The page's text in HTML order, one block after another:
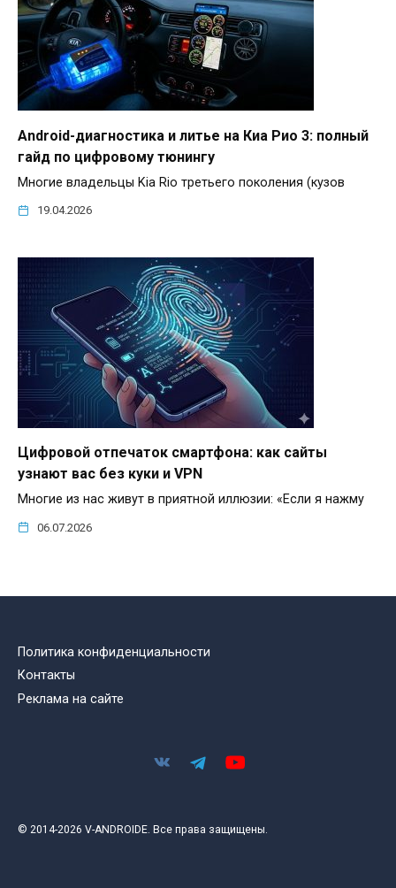
Android-диагностика и литье на Киа Рио 3: полный
гайд по цифровому тюнингу
Многие владельцы Kia Rio третьего поколения (кузов
19.04.2026
Цифровой отпечаток смартфона: как сайты
узнают вас без куки и VPN
Многие из нас живут в приятной иллюзии: «Если я нажму
06.07.2026
Политика конфиденциальности
Контакты
Реклама на сайте
© 2014-2026 V-ANDROIDE. Все права защищены.